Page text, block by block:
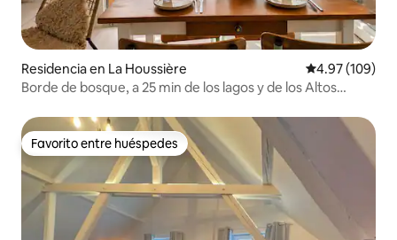
Residencia en La Houssière Calificación
4.97 (109)
Borde de bosque, a 25 min de los lagos y de los Altos
Favorito entre huéspedes
Favorito entre huéspedes